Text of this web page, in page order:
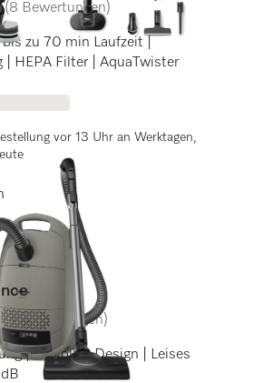
5
(8 Bewertungen)
zu 70 min Laufzeit |
| HEPA Filter | AquaTwister
vor 13 Uhr an Werktagen,
Beutel
5
(7 Bewertungen)
| stilvolles Design | Leises